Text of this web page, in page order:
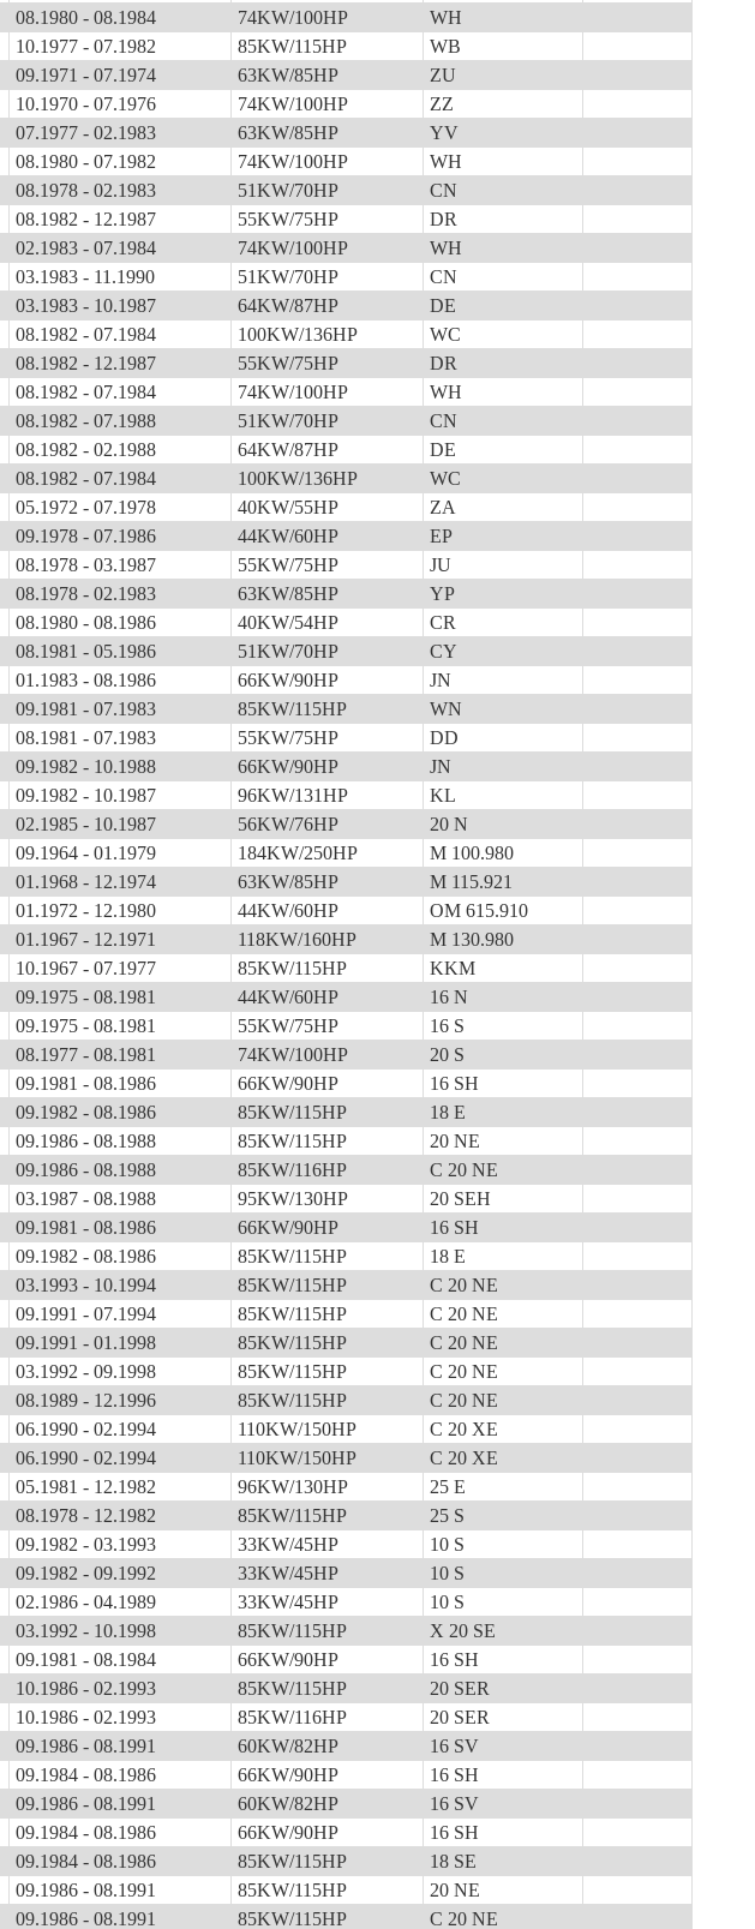
08.1980 - 08.1984 74KW/100HP
WH
10.1977 - 07.1982 85KW/115HP
WB
09.1971 - 07.1974 63KW/85HP
ZU
10.1970 - 07.1976 74KW/100HP
ZZ
07.1977 - 02.1983 63KW/85HP
YV
08.1980 - 07.1982 74KW/100HP
WH
08.1978 - 02.1983 51KW/70HP
CN
08.1982 - 12.1987 55KW/75HP
DR
02.1983 - 07.1984 74KW/100HP
WH
03.1983 - 11.1990 51KW/70HP
CN
03.1983 - 10.1987 64KW/87HP
DE
08.1982 - 07.1984 100KW/136HP
WC
08.1982 - 12.1987 55KW/75HP
DR
08.1982 - 07.1984 74KW/100HP
WH
08.1982 - 07.1988 51KW/70HP
CN
08.1982 - 02.1988 64KW/87HP
DE
08.1982 - 07.1984 100KW/136HP
WC
05.1972 - 07.1978 40KW/55HP
ZA
09.1978 - 07.1986 44KW/60HP
EP
08.1978 - 03.1987 55KW/75HP
JU
08.1978 - 02.1983 63KW/85HP
YP
08.1980 - 08.1986 40KW/54HP
CR
08.1981 - 05.1986 51KW/70HP
CY
01.1983 - 08.1986 66KW/90HP
JN
09.1981 - 07.1983 85KW/115HP
WN
08.1981 - 07.1983 55KW/75HP
DD
09.1982 - 10.1988 66KW/90HP
JN
09.1982 - 10.1987 96KW/131HP
KL
02.1985 - 10.1987 56KW/76HP
20 N
09.1964 - 01.1979 184KW/250HP
M 100.980
01.1968 - 12.1974 63KW/85HP
M 115.921
01.1972 - 12.1980 44KW/60HP
OM 615.910
01.1967 - 12.1971 118KW/160HP
M 130.980
10.1967 - 07.1977 85KW/115HP
KKM
09.1975 - 08.1981 44KW/60HP
16 N
09.1975 - 08.1981 55KW/75HP
16 S
08.1977 - 08.1981 74KW/100HP
20 S
09.1981 - 08.1986 66KW/90HP
16 SH
09.1982 - 08.1986 85KW/115HP
18 E
09.1986 - 08.1988 85KW/115HP
20 NE
09.1986 - 08.1988 85KW/116HP
C 20 NE
03.1987 - 08.1988 95KW/130HP
20 SEH
09.1981 - 08.1986 66KW/90HP
16 SH
09.1982 - 08.1986 85KW/115HP
18 E
03.1993 - 10.1994 85KW/115HP
C 20 NE
09.1991 - 07.1994 85KW/115HP
C 20 NE
09.1991 - 01.1998 85KW/115HP
C 20 NE
03.1992 - 09.1998 85KW/115HP
C 20 NE
08.1989 - 12.1996 85KW/115HP
C 20 NE
06.1990 - 02.1994 110KW/150HP
C 20 XE
06.1990 - 02.1994 110KW/150HP
C 20 XE
05.1981 - 12.1982 96KW/130HP
25 E
08.1978 - 12.1982 85KW/115HP
25 S
09.1982 - 03.1993 33KW/45HP
10 S
09.1982 - 09.1992 33KW/45HP
10 S
02.1986 - 04.1989 33KW/45HP
10 S
03.1992 - 10.1998 85KW/115HP
X 20 SE
09.1981 - 08.1984 66KW/90HP
16 SH
10.1986 - 02.1993 85KW/115HP
20 SER
10.1986 - 02.1993 85KW/116HP
20 SER
09.1986 - 08.1991 60KW/82HP
16 SV
09.1984 - 08.1986 66KW/90HP
16 SH
09.1986 - 08.1991 60KW/82HP
16 SV
09.1984 - 08.1986 66KW/90HP
16 SH
09.1984 - 08.1986 85KW/115HP
18 SE
09.1986 - 08.1991 85KW/115HP
20 NE
09.1986 - 08.1991 85KW/115HP C 20 NE